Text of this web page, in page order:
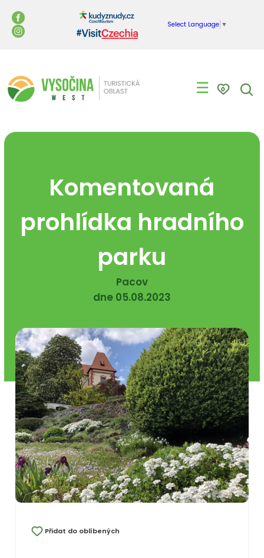
Select Language ▼
☰ 0
Komentovaná
prohlídka hradního
parku
Pacov
dne 05.08.2023
Přidat do oblíbených